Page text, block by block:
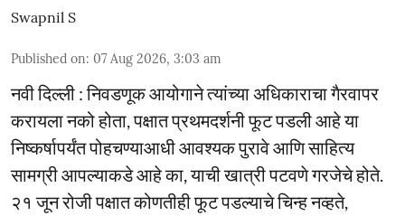
Swapnil S
Published on: 07 Aug 2026, 3:03 am
नवी दिल्ली : निवडणूक आयोगाने त्यांच्या अधिकाराचा गैरवापर
करायला नको होता, पक्षात प्रथमदर्शनी फूट पडली आहे या
निष्कर्षापर्यंत पोहचण्याआधी आवश्यक पुरावे आणि साहित्य
सामग्री आपल्याकडे आहे का, याची खात्री पटवणे गरजेचे होते.
२१ जून रोजी पक्षात कोणतीही फूट पडल्याचे चिन्ह नव्हते,